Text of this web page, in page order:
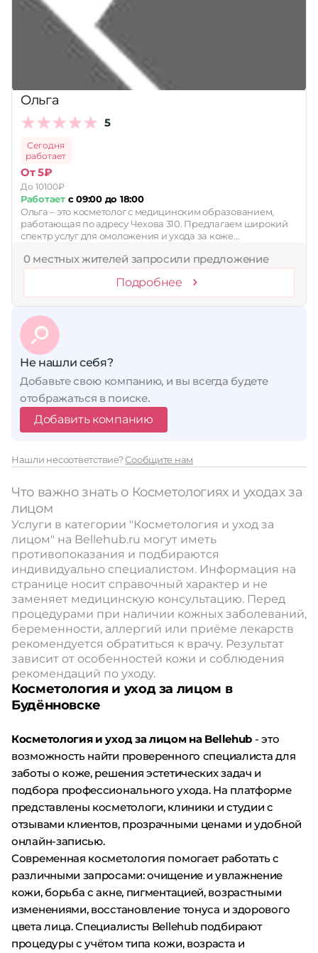
Принимает сертификаты
Сбросить
Ольга
5
Сегодня
работает
От 5₽
До 10100₽
Работаетс 09:00 до 18:00
Ольга – это косметолог с медицинским образованием,
работающая по адресу Чехова 310. Предлагаем широкий
спектр услуг для омоложения и ухода за коже…
0 местных жителей запросили предложение
Подробнее
Не нашли себя?
Добавьте свою компанию, и вы всегда будете
отображаться в поиске.
Добавить компанию
Нашли несоответствие?Сообщите нам
Что важно знать о Косметологиях и уходах за
лицом
Услуги в категории "Косметология и уход за
лицом" на Bellehub.ru могут иметь
противопоказания и подбираются
индивидуально специалистом. Информация на
странице носит справочный характер и не
заменяет медицинскую консультацию. Перед
процедурами при наличии кожных заболеваний,
беременности, аллергий или приёме лекарств
рекомендуется обратиться к врачу. Результат
зависит от особенностей кожи и соблюдения
рекомендаций по уходу.
Косметология и уход за лицом в
Будённовске
Косметология и уход за лицом на Bellehub - это
возможность найти проверенного специалиста для
заботы о коже, решения эстетических задач и
подбора профессионального ухода. На платформе
представлены косметологи, клиники и студии с
отзывами клиентов, прозрачными ценами и удобной
онлайн-записью.
Современная косметология помогает работать с
различными запросами: очищение и увлажнение
кожи, борьба с акне, пигментацией, возрастными
изменениями, восстановление тонуса и здорового
цвета лица. Специалисты Bellehub подбирают
процедуры с учётом типа кожи, возраста и